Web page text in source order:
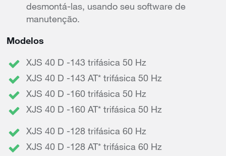
desmontá-las, usando seu software de
manutenção.
Modelos
XJS 40 D -143 trifásica 50 Hz
XJS 40 D -143 AT* trifásica 50 Hz
XJS 40 D -160 trifásica 50 Hz
XJS 40 D -160 AT* trifásica 50 Hz
XJS 40 D -128 trifásica 60 Hz
XJS 40 D -128 AT* trifásica 60 Hz